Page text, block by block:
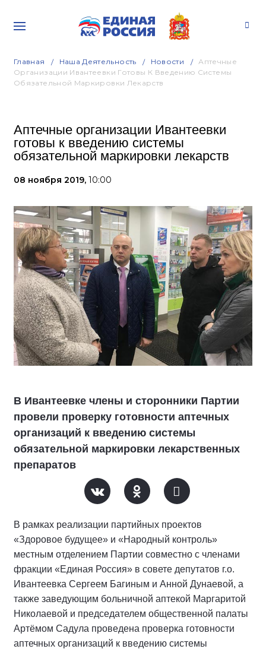
Главная Наша Деятельность Новости
Аптечные
Организации Ивантеевки Готовы К Введению Системы
Обязательной Маркировки Лекарств
Аптечные организации Ивантеевки
готовы к введению системы
обязательной маркировки лекарств
08 ноября 2019, 10:00
В Ивантеевке члены и сторонники Партии
провели проверку готовности аптечных
организаций к введению системы
обязательной маркировки лекарственных
препаратов
В рамках реализации партийных проектов
«Здоровое будущее» и «Народный контроль»
местным отделением Партии совместно с членами
фракции «Единая Россия» в совете депутатов г.о.
Ивантеевка Сергеем Багиным и Анной Дунаевой, а
также заведующим больничной аптекой Маргаритой
Николаевой и председателем общественной палаты
Артёмом Садула проведена проверка готовности
аптечных организаций к введению системы